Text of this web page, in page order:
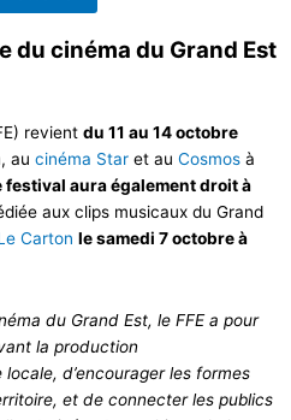
du cinéma du Grand Est
revient du 11 au 14 octobre
au cinéma Star et au Cosmos à
festival aura également droit à
aux clips musicaux du Grand
Carton le samedi 7 octobre à
du Grand Est, le FFE a pour
la production
d’encourager les formes
et de connecter les publics